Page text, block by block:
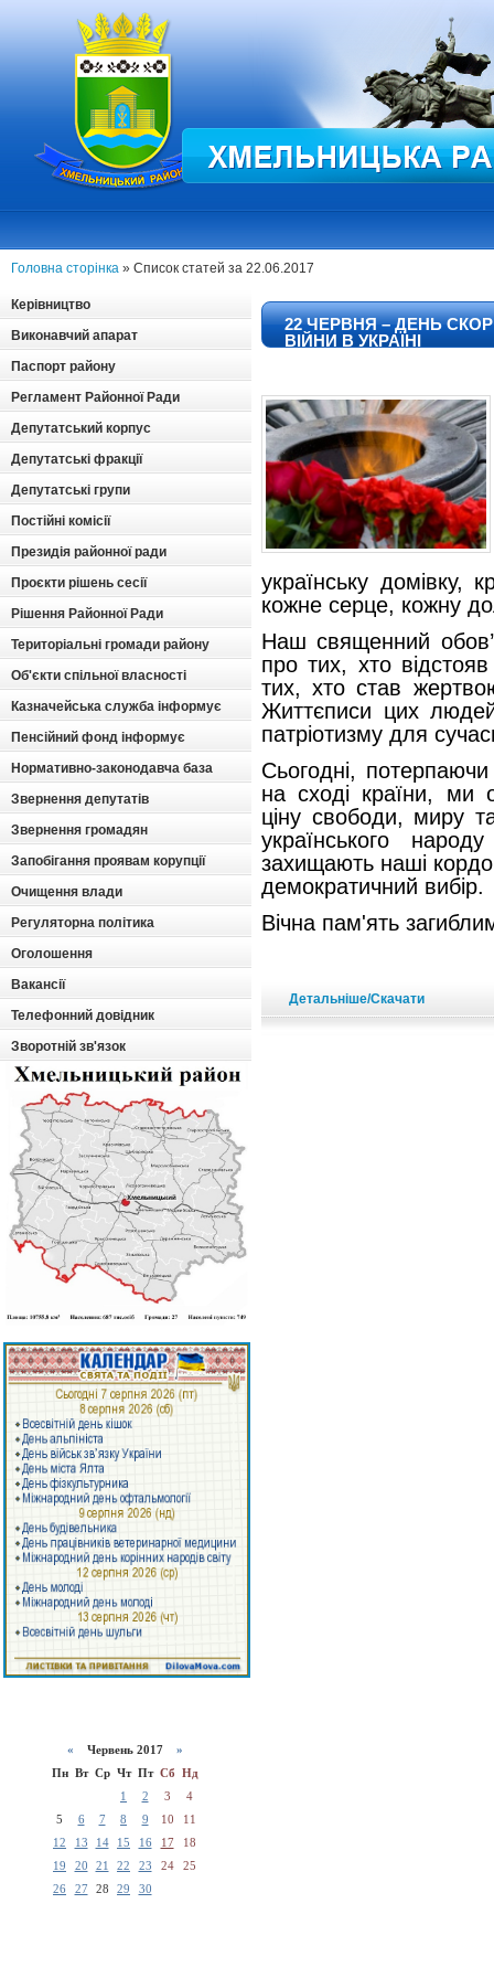
Головна сторінка » Список статей за 22.06.2017
Керівництво
Виконавчий апарат
Паспорт району
Регламент Районної Ради
Депутатський корпус
Депутатські фракції
Депутатські групи
Постійні комісії
Президія районної ради
Проєкти рішень сесії
Рішення Районної Ради
Територіальні громади району
Об'єкти спільної власності
Казначейська служба інформує
Пенсійний фонд інформує
Нормативно-законодавча база
Звернення депутатів
Звернення громадян
Запобігання проявам корупції
Очищення влади
Регуляторна політика
Оголошення
Вакансії
Телефонний довідник
Зворотній зв'язок
« Червень 2017 »
Пн Вт Ср Чт Пт Сб Нд
1
2 3
4
5
6 7 8 9 10
11
12
13 14 15 16 17
18
19
20 21 22 23 24
25
26
27 28 29 30
22 ЧЕРВНЯ – ДЕНЬ
ВІЙНИ В УКРАЇНІ
українську домівку,
кожне серце, кожну
Наш священний
про тих, хто
тих, хто став
Життєписи цих
патріотизму для
Сьогодні, потерпаючи
на сході країни, ми
ціну свободи, миру
українського
захищають наші
демократичний вибір.
Вічна пам'ять
Детальніше/Скачати